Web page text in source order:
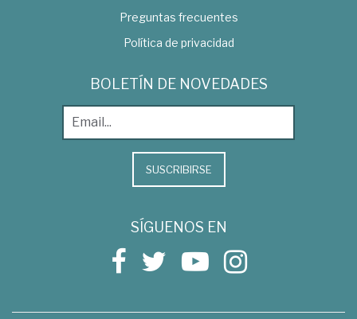
Preguntas frecuentes
Política de privacidad
BOLETÍN DE NOVEDADES
SUSCRIBIRSE
SÍGUENOS EN